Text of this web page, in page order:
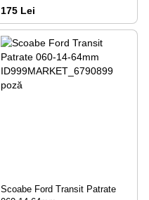
175 Lei
Scoabe Ford Transit Patrate